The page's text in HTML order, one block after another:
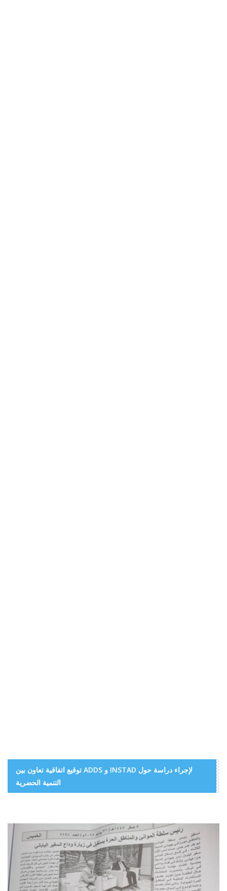
توقيع اتفاقية تعاون بين ADDS و INSTAD لإجراء دراسة حول
التنمية الحضرية